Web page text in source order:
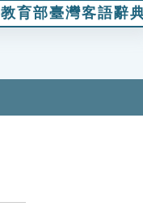
教育部臺灣客語辭